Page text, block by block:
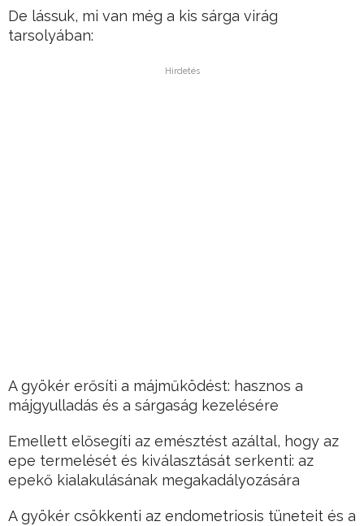
De lássuk, mi van még a kis sárga virág
tarsolyában:
Hirdetés
A gyökér erősíti a májműködést: hasznos a
májgyulladás és a sárgaság kezelésére
Emellett elősegíti az emésztést azáltal, hogy az
epe termelését és kiválasztását serkenti: az
epekő kialakulásának megakadályozására
A gyökér csökkenti az endometriosis tüneteit és a